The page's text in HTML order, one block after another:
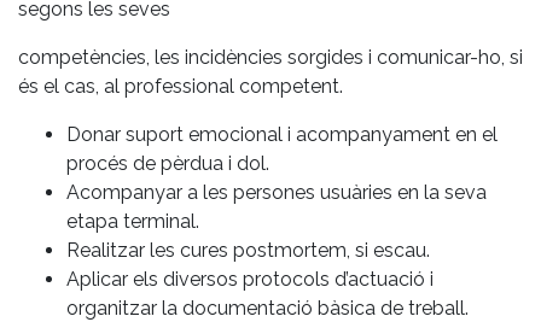
segons les seves
competències, les incidències sorgides i comunicar-ho, si
és el cas, al professional competent.
Donar suport emocional i acompanyament en el
procés de pèrdua i dol.
Acompanyar a les persones usuàries en la seva
etapa terminal.
Realitzar les cures postmortem, si escau.
Aplicar els diversos protocols d’actuació i
organitzar la documentació bàsica de treball.